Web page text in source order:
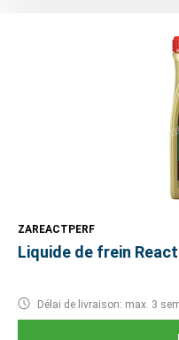
ZAREACTPERF
Liquide de frein
Délai de livraison: max. 3